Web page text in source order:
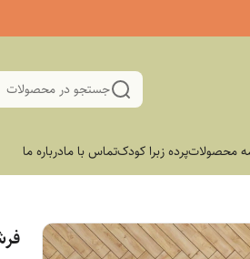
جستجو در محصولات
محصولاتپرده زبرا کودکتماس با مادرباره ما